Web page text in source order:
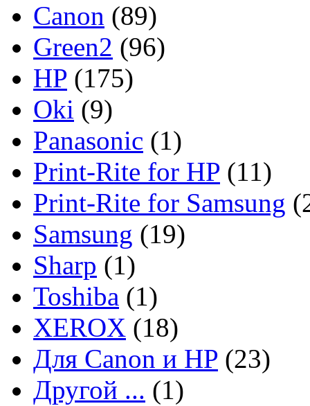
Canon (89)
Green2 (96)
HP (175)
Oki (9)
Panasonic (1)
Print-Rite for HP (11)
Print-Rite for Samsung
Samsung (19)
Sharp (1)
Toshiba (1)
XEROX (18)
Для Canon и HP (23)
Другой ... (1)